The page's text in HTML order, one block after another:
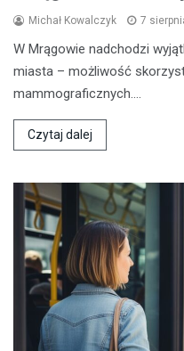
Michał Kowalczyk 7
W Mrągowie nadchodzi
miasta – możliwość
mammograficznych.…
Czytaj dalej